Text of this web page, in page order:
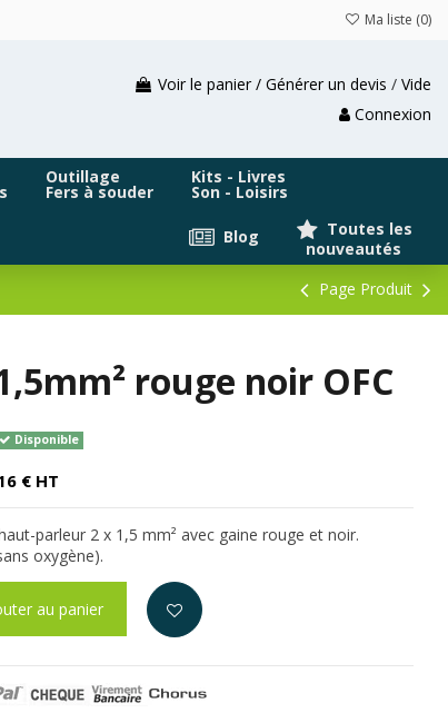
Ma liste (0)
Voir le panier / Générer un devis / Vide
Connexion
Outillage
Fers à souder
Kits - Livres
Son - Loisirs
Toutes les
nouveautés
Blog
Page Produit
rouge noir OFC
Disponible
€ HT
parleur 2 x 1,5 mm² avec gaine rouge et noir.
oxygène).
au panier